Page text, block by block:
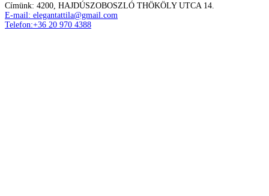
Címünk: 4200, HAJDÚSZOBOSZLÓ THÖKÖLY UTCA 14.
E-mail: elegantattila@gmail.com
Telefon:+36 20 970 4388